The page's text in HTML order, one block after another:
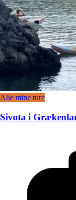
Alle mine ture
Sivota i